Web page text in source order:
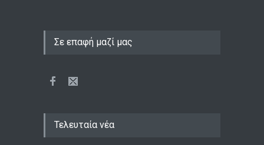
Σε επαφή μαζί μας
Τελευταία νέα